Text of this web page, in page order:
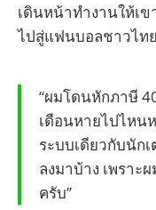
เดินหน้าทำงานให้เ
ไปสู่แฟนบอลชาวไท
“ผมโดนหักภาษี
เดือนหายไปไหน
ระบบเดียวกับนัก
ลงมาบ้าง เพราะ
ครับ”